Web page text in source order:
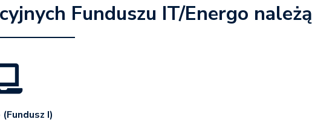
Funduszu IT/Energo należą
I)